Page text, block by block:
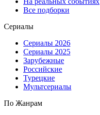
Все подборки
Сериалы
Сериалы 2026
Сериалы 2025
Зарубежные
Российские
Турецкие
Мультсериалы
По Жанрам